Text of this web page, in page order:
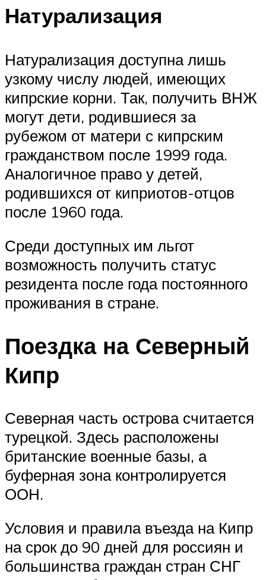
Натурализация
Натурализация доступна лишь
узкому числу людей, имеющих
кипрские корни. Так, получить ВНЖ
могут дети, родившиеся за
рубежом от матери с кипрским
гражданством после 1999 года.
Аналогичное право у детей,
родившихся от киприотов-отцов
после 1960 года.
Среди доступных им льгот
возможность получить статус
резидента после года постоянного
проживания в стране.
Поездка на Северный
Кипр
Северная часть острова считается
турецкой. Здесь расположены
британские военные базы, а
буферная зона контролируется
ООН.
Условия и правила въезда на Кипр
на срок до 90 дней для россиян и
большинства граждан стран СНГ